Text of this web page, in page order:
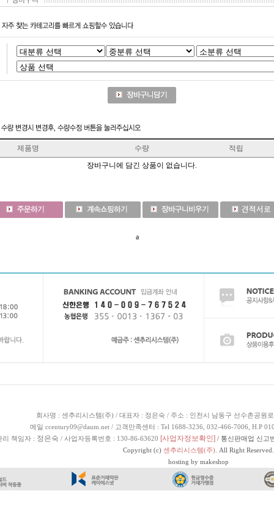
제품명 수량 적립
장바구니에 담긴 상품이 없습니다.
a
회사명 : 센추리시스템(주) / 대표자 : 정은숙 / 주소 : 인천시 남동구 선수촌공원
메일 ccentury09@daum.net / 고객만족센터 : Tel 1688-3236, 032-466-7006, H.P
리 책임자 : 정은숙 / 사업자등록번호 : 130-86-63620 [사업자정보확인] / 통신판매업 신고
Copyright (c) 센추리시스템(주) . All Right Reserved.
hosting by makeshop